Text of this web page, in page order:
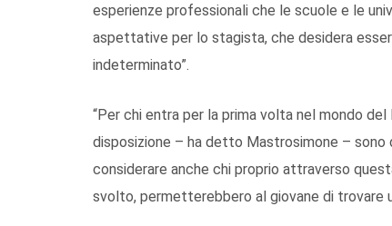
esperienze professionali che le scuole e le
aspettative per lo stagista, che desidera
indeterminato”.
“Per chi entra per la prima volta nel mondo
disposizione – ha detto Mastrosimone –
considerare anche chi proprio attraverso
svolto, permetterebbero al giovane di trovare